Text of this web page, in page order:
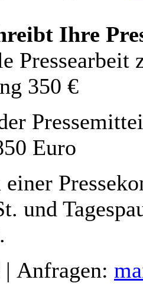
Ihre
Pressearbeit
350 €
Euro
und
Anfragen: